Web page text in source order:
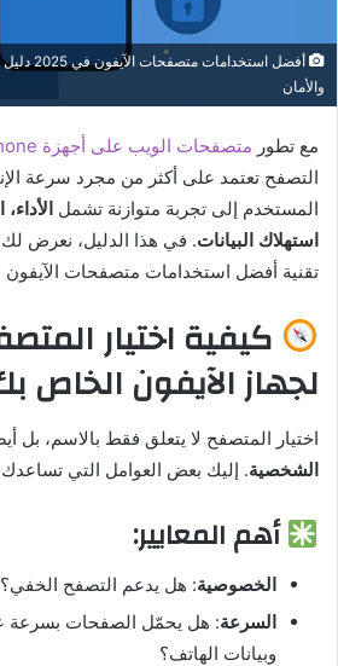
أفضل
والأمان
مع تطور متصفحات الويب على أجهزة iPhone
المستخدم إلى تجربة متوازنة تشمل
استهلاك البيانات. في هذا الدليل، نعرض
تقنية أفضل استخدامات متصفحات الآيفون لعام
كيفية اختيار
لجهاز الآيفون الخاص
اختيار المتصفح لا يتعلق فقط بالاسم، بل
الشخصية. إليك بعض العوامل التي تساعدك
أهم المعايير:
الخصوصية: هل يدعم التصفح الخفي؟
السرعة
وبيانات الهاتف؟